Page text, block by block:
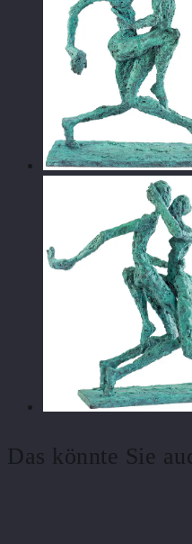
Das könnte Sie